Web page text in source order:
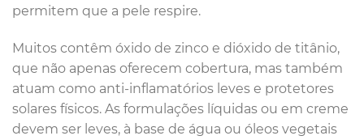
permitem que a pele respire.
Muitos contêm óxido de zinco e dióxido de titânio,
que não apenas oferecem cobertura, mas também
atuam como anti-inflamatórios leves e protetores
solares físicos. As formulações líquidas ou em creme
devem ser leves, à base de água ou óleos vegetais